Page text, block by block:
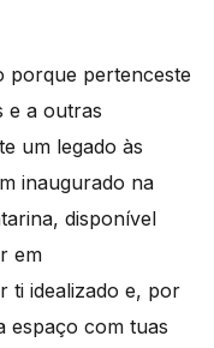
porque pertenceste
e a outras
um legado às
inaugurado na
disponível
em
ti idealizado e, por
espaço com tuas